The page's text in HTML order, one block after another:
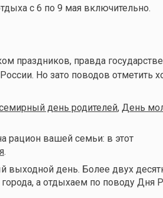
с 6 по 9 мая включительно.
праздников, правда
Но зато поводов отметить
день родителей, День
рацион вашей семьи: в этот
.
выходной день. Более двух
а отдыхаем по поводу Дня